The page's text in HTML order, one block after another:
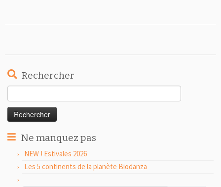
Rechercher
Ne manquez pas
NEW ! Estivales 2026
Les 5 continents de la planète Biodanza